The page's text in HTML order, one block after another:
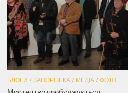
БЛОГИ / ЗАПОРІЗЬКА / МЕДІА / ФОТО